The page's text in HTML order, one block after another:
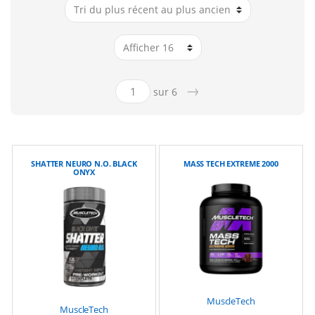
sur 6 →
SHATTER NEURO N.O. BLACK
ONYX
MuscleTech
MASS TECH EXTREME 2000
MuscleTech